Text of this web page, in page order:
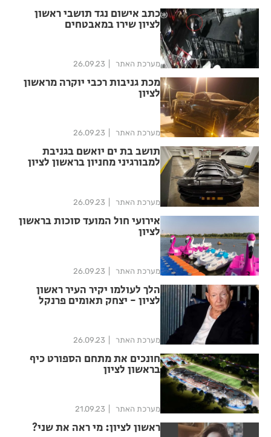
כתב אישום נגד תושבי ראשון
לציון שירו במאבטחים
מערכת האתר 26.09.23
מכת גניבות רכבי יוקרה מראשון
לציון
מערכת האתר 26.09.23
תושב בת ים יואשם בגניבת
למבורגיני מחניון בראשון לציון
מערכת האתר 26.09.23
אירועי חול המועד סוכות בראשון
לציון
מערכת האתר 26.09.23
הלך לעולמו יקיר העיר ראשון
לציון - יצחק תאומים פרנקל
מערכת האתר 26.09.23
חונכים את מתחם הספורט כיף
בראשון לציון
מערכת האתר 21.09.23
ראשון לציון: מי ראה את שני?